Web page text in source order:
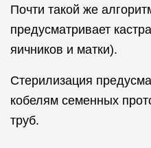
Почти такой же
предусматривает
яичников и матки).
Стерилизация
кобелям семенных
труб.